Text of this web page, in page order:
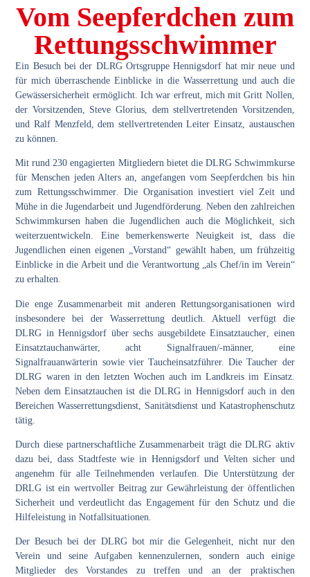
Vom Seepferdchen zum
Rettungsschwimmer
Ein Besuch bei der DLRG Ortsgruppe Hennigsdorf hat mir neue und
für mich überraschende Einblicke in die Wasserrettungund auch die
Gewässersicherheit ermöglicht. Ich war erfreut, mich mitGritt Nollen
der Vorsitzenden, Steve Glorius , dem stellvertretenden Vorsitzenden,
und Ralf Menzfeld
, dem stellvertretenden Leiter Einsatz, austauschen
zu können.
Mit rund 230engagierten Mitgliedernbietet die DLRGSchwimmkurse
für Menschen jeden Alters an, angefangen vom Seepferdchen bis hin
zum Rettungsschwimmer. Die Organisation investiert vielZeit und
Mühe in die Jugendarbeit und Jugendförderung. Neben den zahlreichen
Schwimmkursen haben die Jugendlichen auch die Möglichkeit, sich
weiterzuentwickeln. Eine bemerkenswerte Neuigkeit ist, dass die
Jugendlichen einen eigenen „Vorstand“ gewählt haben, um frühzeitig
Einblicke in die Arbeit und die Verantwortung „als Chef/in im Verein“
zu erhalten.
Die enge Zusammenarbeit mit anderen Rettungsorganisationen wird
insbesondere bei der Wasserrettung deutlich. Aktuell verfügt die
DLRG in Hennigsdorf über sechs ausgebildeteEinsatztaucher , einen
Einsatztauchanwärter, acht Signalfrauen/-männer, eine
Signalfrauanwärterin sowie vier Taucheinsatzführer. Die Taucher der
DLRG waren in den letzten Wochen auch im Landkreis im Einsatz.
Neben dem Einsatztauchen ist die DLRG in Hennigsdorf auch in den
BereichenWasserrettungsdienst Sanitätsdienst und Katastrophenschutz
tätig.
Durch diese partnerschaftliche Zusammenarbeit trägt die DLRG aktiv
dazu bei, dass Stadtfeste wie in Hennigsdorf und Velten sicher und
angenehm für alle Teilnehmenden verlaufen. Die Unterstützung der
DRLG ist ein wertvoller Beitrag zur Gewährleistung der öffentlichen
Sicherheit und verdeutlicht das Engagement für den Schutz und die
Hilfeleistung in Notfallsituationen.
Der Besuch bei der DLRG bot mir die Gelegenheit, nicht nur den
Verein und seine Aufgaben kennenzulernen, sondern auch einige
Mitglieder des Vorstandes zu treffen und an der praktischen